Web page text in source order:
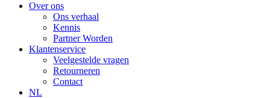
Over ons
Ons verhaal
Kennis
Partner Worden
Klantenservice
Veelgestelde vragen
Retourneren
Contact
NL